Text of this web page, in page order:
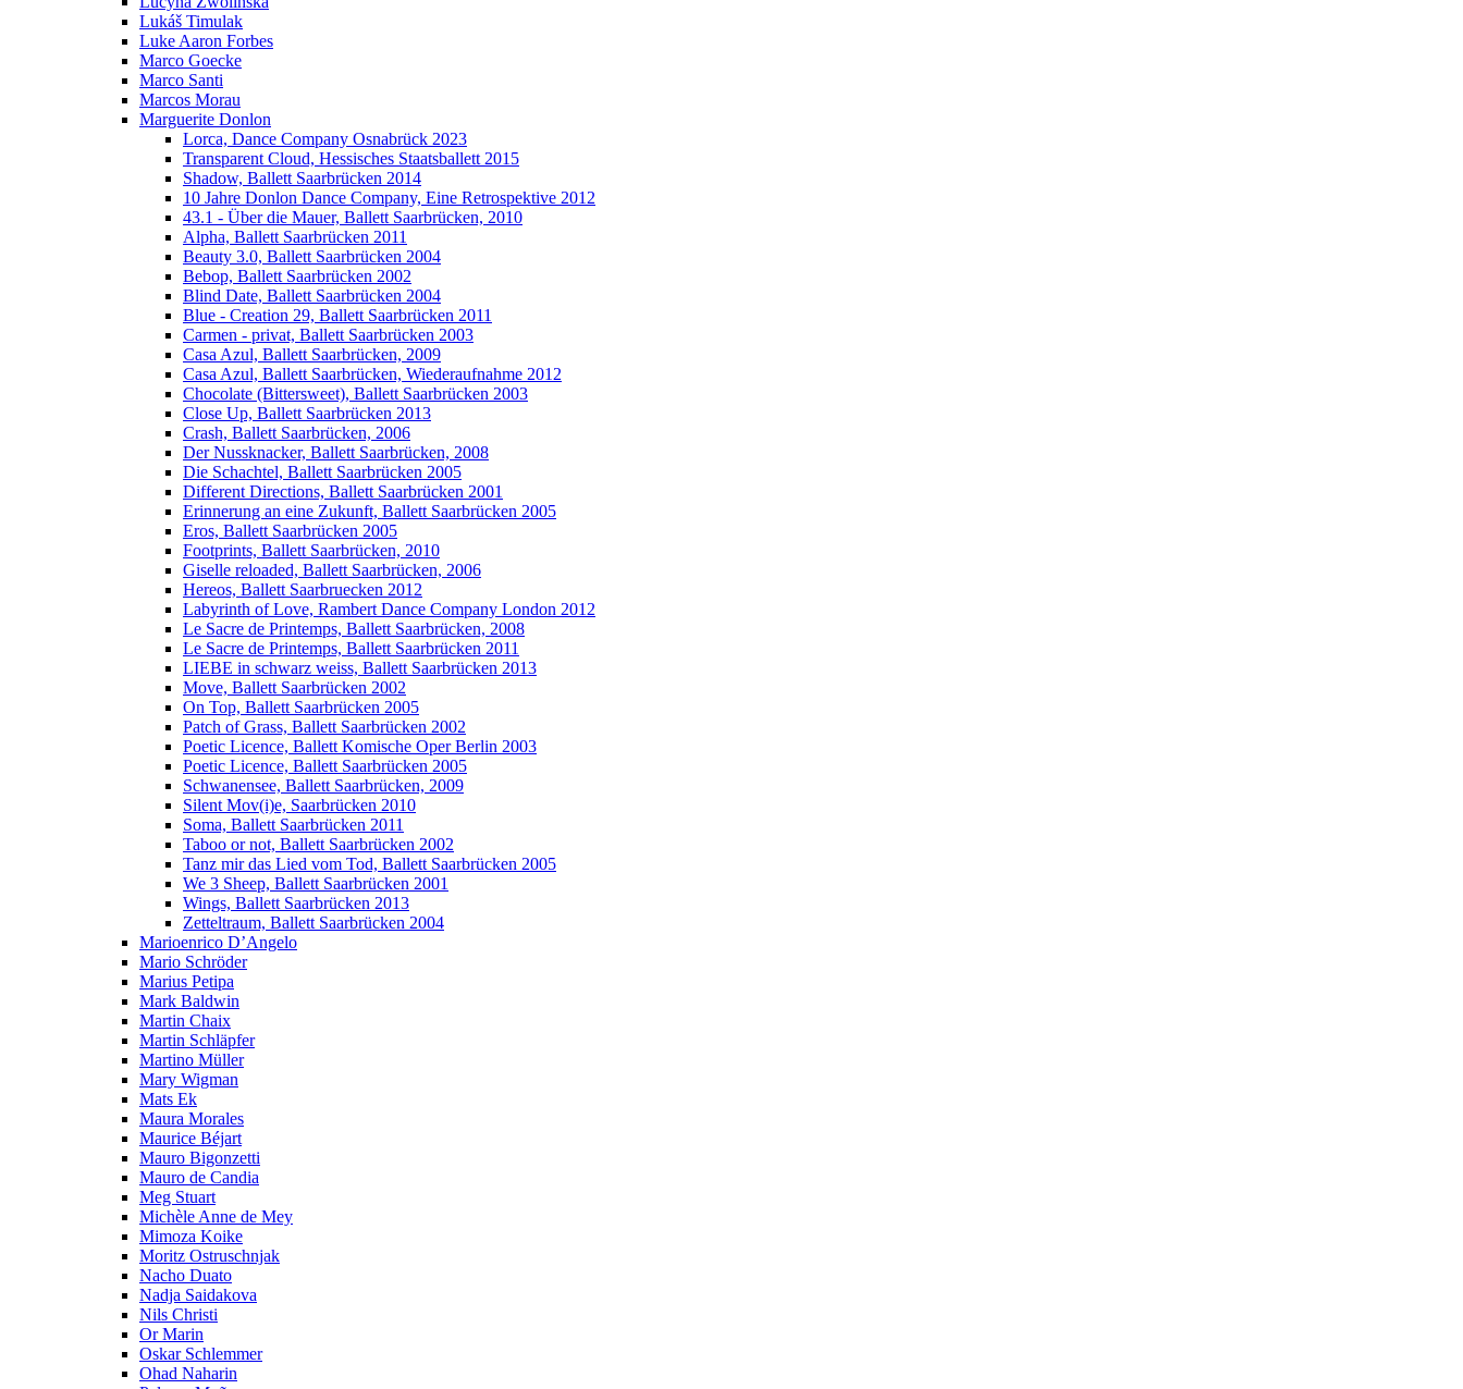
Lukáš Timulak
Luke Aaron Forbes
Marco Goecke
Marco Santi
Marcos Morau
Marguerite Donlon
Lorca, Dance Company Osnabrück 2023
Transparent Cloud, Hessisches Staatsballett 2015
Shadow, Ballett Saarbrücken 2014
10 Jahre Donlon Dance Company, Eine Retrospektive 2012
43.1 - Über die Mauer, Ballett Saarbrücken, 2010
Alpha, Ballett Saarbrücken 2011
Beauty 3.0, Ballett Saarbrücken 2004
Bebop, Ballett Saarbrücken 2002
Blind Date, Ballett Saarbrücken 2004
Blue - Creation 29, Ballett Saarbrücken 2011
Carmen - privat, Ballett Saarbrücken 2003
Casa Azul, Ballett Saarbrücken, 2009
Casa Azul, Ballett Saarbrücken, Wiederaufnahme 2012
Chocolate (Bittersweet), Ballett Saarbrücken 2003
Close Up, Ballett Saarbrücken 2013
Crash, Ballett Saarbrücken, 2006
Der Nussknacker, Ballett Saarbrücken, 2008
Die Schachtel, Ballett Saarbrücken 2005
Different Directions, Ballett Saarbrücken 2001
Erinnerung an eine Zukunft, Ballett Saarbrücken 2005
Eros, Ballett Saarbrücken 2005
Footprints, Ballett Saarbrücken, 2010
Giselle reloaded, Ballett Saarbrücken, 2006
Hereos, Ballett Saarbruecken 2012
Labyrinth of Love, Rambert Dance Company London 2012
Le Sacre de Printemps, Ballett Saarbrücken, 2008
Le Sacre de Printemps, Ballett Saarbrücken 2011
LIEBE in schwarz weiss, Ballett Saarbrücken 2013
Move, Ballett Saarbrücken 2002
On Top, Ballett Saarbrücken 2005
Patch of Grass, Ballett Saarbrücken 2002
Poetic Licence, Ballett Komische Oper Berlin 2003
Poetic Licence, Ballett Saarbrücken 2005
Schwanensee, Ballett Saarbrücken, 2009
Silent Mov(i)e, Saarbrücken 2010
Soma, Ballett Saarbrücken 2011
Taboo or not, Ballett Saarbrücken 2002
Tanz mir das Lied vom Tod, Ballett Saarbrücken 2005
We 3 Sheep, Ballett Saarbrücken 2001
Wings, Ballett Saarbrücken 2013
Zetteltraum, Ballett Saarbrücken 2004
Marioenrico D’Angelo
Mario Schröder
Marius Petipa
Mark Baldwin
Martin Chaix
Martin Schläpfer
Martino Müller
Mary Wigman
Mats Ek
Maura Morales
Maurice Béjart
Mauro Bigonzetti
Mauro de Candia
Meg Stuart
Michèle Anne de Mey
Mimoza Koike
Moritz Ostruschnjak
Nacho Duato
Nadja Saidakova
Nils Christi
Or Marin
Oskar Schlemmer
Ohad Naharin